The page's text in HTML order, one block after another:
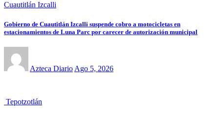
Cuautitlán Izcalli
Gobierno de Cuautitlán Izcalli suspende cobro a motocicletas en
estacionamientos de Luna Parc por carecer de autorización municipal
Azteca Diario Ago 5, 2026
Tepotzotlán